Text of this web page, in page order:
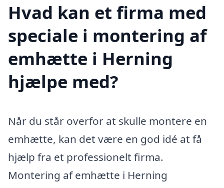
Hvad kan et firma med
speciale i montering af
emhætte i Herning
hjælpe med?
Når du står overfor at skulle montere en
emhætte, kan det være en god idé at få
hjælp fra et professionelt firma.
Montering af emhætte i Herning